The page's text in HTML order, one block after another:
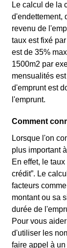
Le calcul de la
d'endettement,
revenu de
taux est fixé
est de 35%
1500m2 par
mensualités
d'emprunt est
l'emprunt.
Comment
Lorsque l'on
plus important
En effet, le
crédit”. Le
facteurs
montant ou sa
durée de
Pour vous
d'utiliser les
faire appel à